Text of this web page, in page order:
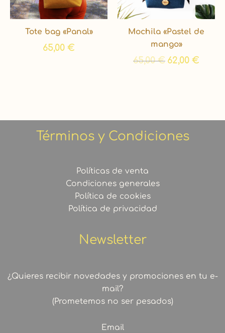
Tote bag «Panal»
65,00 €
Mochila «Pastel de
mango»
65,00€ 62,00 €
Términos y Condiciones
Políticas de venta
Condiciones generales
Política de cookies
Política de privacidad
Newsletter
¿Quieres recibir novedades y promociones en tu e-
mail?
(Prometemos no ser pesados)
Email